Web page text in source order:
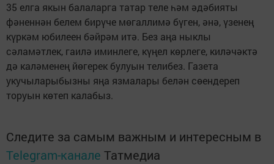
35 елга якын балаларга татар теле һәм әдәбияты
фәненнән белем бирүче мөгаллимә бүген, әнә, үзенең
күркәм юбилеен бәйрәм итә. Без аңа ныклы
сәламәтлек, гаилә иминлеге, күңел көрлеге, киләчәктә
дә каләменең йөгерек булуын телибез. Газета
укучыларыбызны яңа язмалары белән сөендереп
торуын көтеп калабыз.
Следите за самым важным и интересным в
Telegram-канале Татмедиа